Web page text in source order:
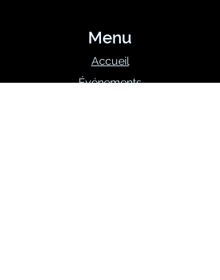
Menu
Accueil
Événements